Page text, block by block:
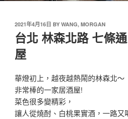
2021年4月16日 BY WANG, MORGAN
台北 林森北路 七條
屋
華燈初上，越夜越熱鬧的林森北～
非常棒的一家居酒屋!
菜色很多變精彩，
讓人從燒酎、白桃果實酒，一路又